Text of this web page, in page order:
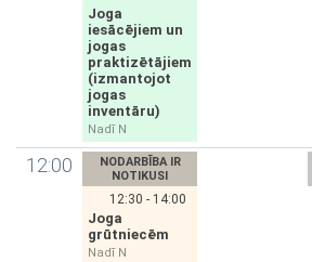
Joga
iesācējiem un
jogas
praktizētājiem
(izmantojot
jogas
inventāru)
Nadī N
12:00
NODARBĪBA IR
NOTIKUSI
12:30 - 14:00
Joga
grūtniecēm
Nadī N